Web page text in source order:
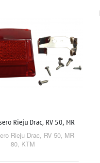
Rieju Drac, RV 50, MR
80, KTM
Rieju Drac, RV 50, MR
80, KTM